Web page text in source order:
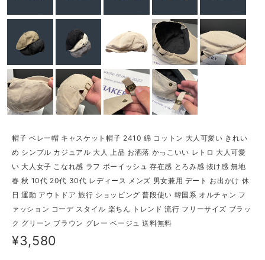
帽子 ベレー帽 キャスケット帽子 2410 綿 コットン 大人可愛い きれい
め シンプル カジュアル 大人 上品 お洒落 かっこいい レトロ 大人可愛
い 大人女子 こなれ感 ラフ ボーイッシュ 存在感 とろみ感 抜け感 無地
春 秋 10代 20代 30代 レディース メンズ 男女兼用 デート お出かけ 休
日 運動 アウトドア 旅行 ショッピング 普段使い 韓国系 オルチャン フ
ァッション コーデ スタイル 楽ちん トレンド 流行 フリーサイズ ブラッ
ク グリーン ブラウン グレー ベージュ 送料無料
¥3,580